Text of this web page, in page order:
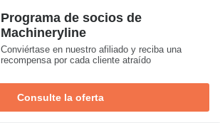
Programa de socios de
Machineryline
Conviértase en nuestro afiliado y reciba una
recompensa por cada cliente atraído
Consulte la oferta